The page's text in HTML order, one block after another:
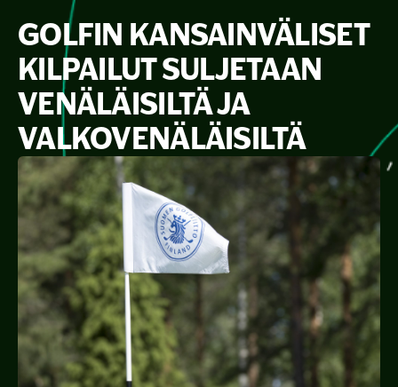
GOLFIN KANSAINVÄLISET
KILPAILUT SULJETAAN
VENÄLÄISILTÄ JA
VALKOVENÄLÄISILTÄ